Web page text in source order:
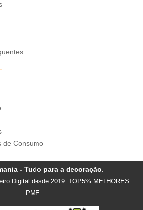
de Consumo
- Tudo para a decoração.
Digital desde 2019. TOP5% MELHORES
PME